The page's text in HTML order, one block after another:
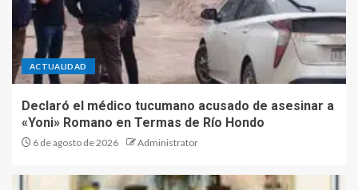
ACTUALIDAD
Declaró el médico tucumano acusado de asesinar a
«Yoni» Romano en Termas de Río Hondo
6 de agosto de 2026 Administrator